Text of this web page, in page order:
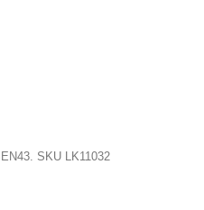
SKU LK11032